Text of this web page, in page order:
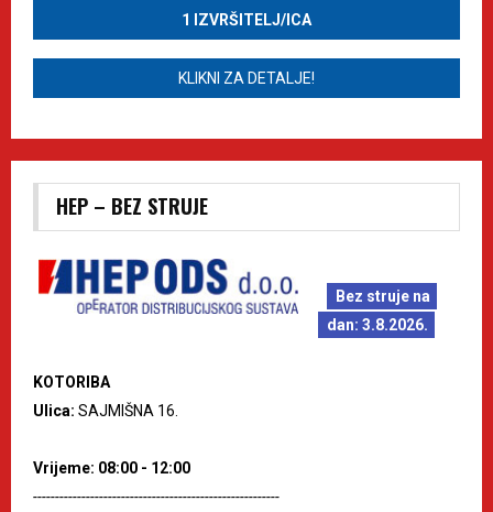
1 IZVRŠITELJ/ICA
KLIKNI ZA DETALJE!
HEP – BEZ STRUJE
Bez struje na
dan: 3.8.2026.
KOTORIBA
Ulica: SAJMIŠNA 16.
Vrijeme: 08:00 - 12:00
--------------------------------------------------------